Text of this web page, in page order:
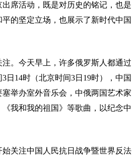
席活动，既是对历史的铭记，也是
的坚定立场，也展示了新时代中国
。今天早上，许多俄罗斯人都通过
日14时（北京时间3日19时），中国
举办室外音乐会，中俄两国艺术家
我和我的祖国》等歌曲，以纪念中
关注中国人民抗日战争暨世界反法